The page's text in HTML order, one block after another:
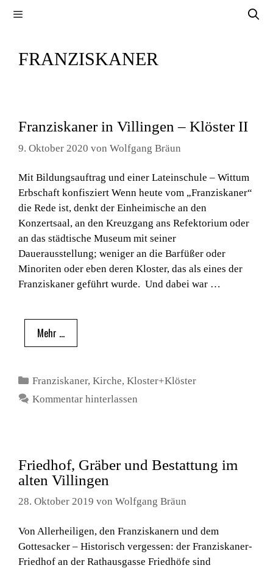
FRANZISKANER
Franziskaner in Villingen – Klöster II
9. Oktober 2020 von Wolfgang Bräun
Mit Bildungsauftrag und einer Lateinschule – Wittum
Erbschaft konfisziert Wenn heute vom „Franziskaner“
die Rede ist, denkt der Einheimische an den
Konzertsaal, an den Kreuzgang ans Refektorium oder
an das städtische Museum mit seiner
Dauerausstellung; weniger an die Barfüßer oder
Minoriten oder eben deren Kloster, das als eines der
Franziskaner geführt wurde. Und dabei war …
Mehr …
Kategorien
Franziskaner,Kirche,Kloster+Klöster
Kommentar hinterlassen
Friedhof, Gräber und Bestattung im
alten Villingen
28. Oktober 2019 von Wolfgang Bräun
Von Allerheiligen, den Franziskanern und dem
Gottesacker – Historisch vergessen: der Franziskaner-
Friedhof an der Rathausgasse Friedhöfe sind